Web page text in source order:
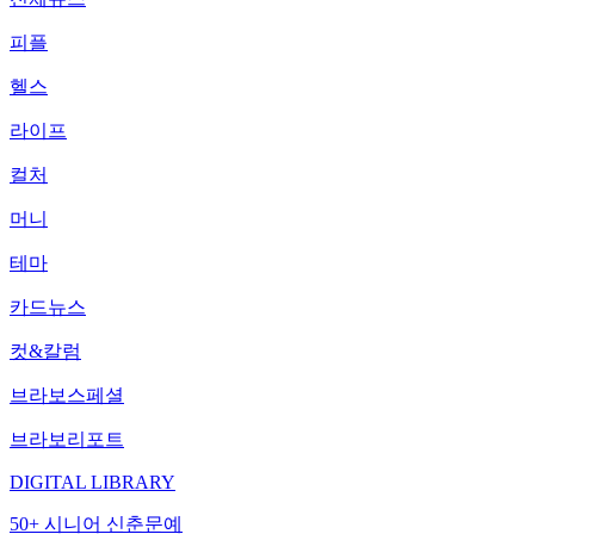
피플
헬스
라이프
컬처
머니
테마
카드뉴스
컷&칼럼
브라보스페셜
브라보리포트
DIGITAL LIBRARY
50+ 시니어 신춘문예